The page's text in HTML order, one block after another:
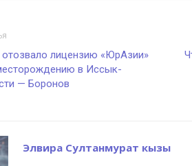
отозвало лицензию «ЮрАзии»
в Иссык-
— Боронов
Элвира Султанмурат кызы